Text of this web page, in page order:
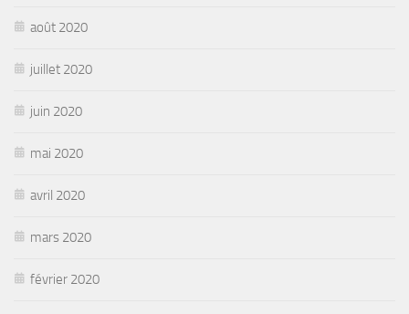
août 2020
juillet 2020
juin 2020
mai 2020
avril 2020
mars 2020
février 2020